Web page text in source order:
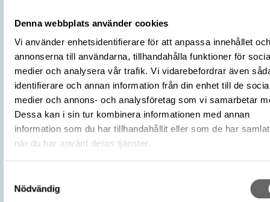
Denna webbplats använder cookies
Vi använder enhetsidentifierare för att anpassa innehållet och
annonserna till användarna, tillhandahålla funktioner för
medier och analysera vår trafik. Vi vidarebefordrar även
identifierare och annan information från din enhet till de
medier och annons- och analysföretag som vi samarbetar
Dessa kan i sin tur kombinera informationen med annan
information som du har tillhandahållit eller som de har
när du har använt deras tjänster.
Nödvändig
Omnämns i katalog Förvärv: 34000 på Catview
Förvärvsmetod
KML
Förvärvsdatum
2000
Fyndplats
Plats: Björkö, Hemlanden, Fornlämning:
L2017:1904, Socken: Adelsö socken,
Kommun: Ekerö kommun, Landskap:
Land: Sverige
Undersökare